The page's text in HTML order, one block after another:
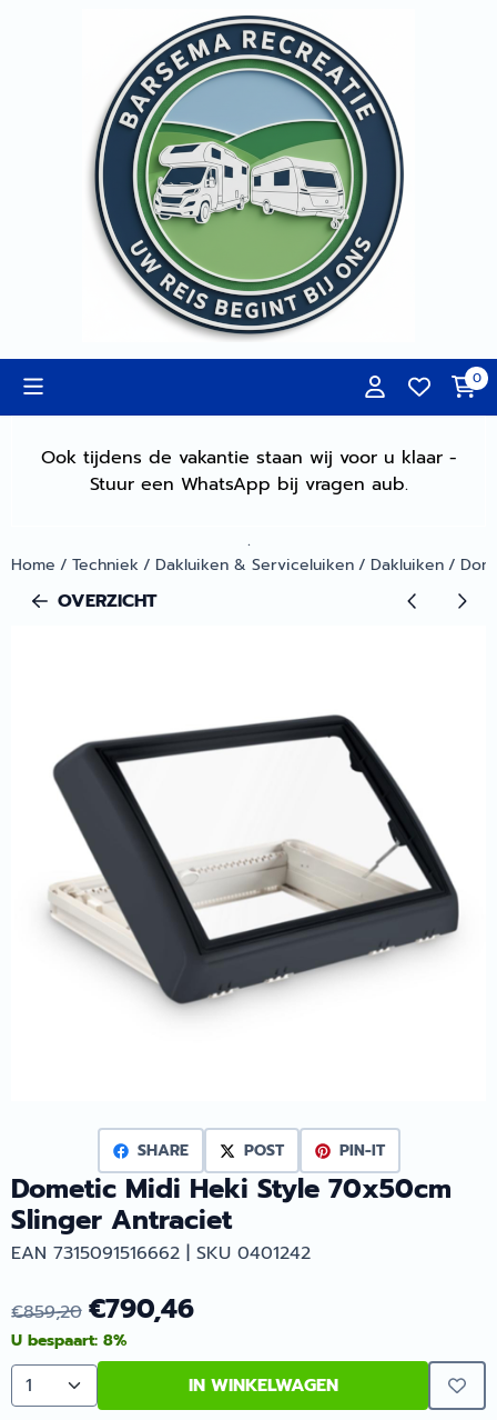
Cookievoorkeuren zijn momenteel gesloten.
0
Ook tijdens de vakantie staan wij voor u klaar -
Stuur een WhatsApp bij vragen aub.
.
Home / Techniek/ Dakluiken & Serviceluiken/ Dakluiken/
OVERZICHT
SHARE POST PIN-IT
Dometic Midi Heki Style 70x50cm
Slinger Antraciet
EAN 7315091516662 | SKU 0401242
€859,20 €790,46
U bespaart: 8%
Aantal IN WINKELWAGEN